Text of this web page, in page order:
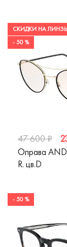
СКИДКИ НА
- 50 %
47 600 ₽
Оправа
R. цв.D
- 50 %